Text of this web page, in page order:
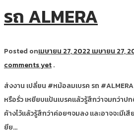
รถ ALMERA
Posted onเมษายน 27, 2022เมษายน 27,
comments yet.
ส่งงาน เปลี่ยน #หม้อลมเบรค รถ
หรือรั่ว เหยียบแป้นเบรคแล้วรู้สึกว่าจมกว่าป
ค้างไว้แล้วรู้สึกว่าค่อยๆจมลง และอาจจะมีเ
ยีย…